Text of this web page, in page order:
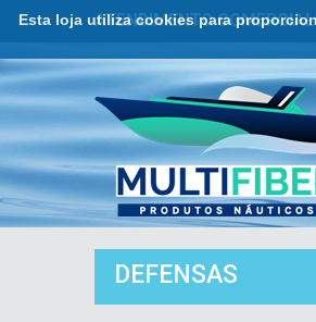
Esta loja utiliza cookies para
ATENDIMENTO
DEFENSAS